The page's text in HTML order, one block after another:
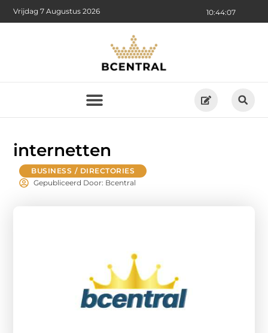
10:44:08
Vrijdag 7 Augustus 2026
internetten
BUSINESS / DIRECTORIES
Gepubliceerd Door: Bcentral